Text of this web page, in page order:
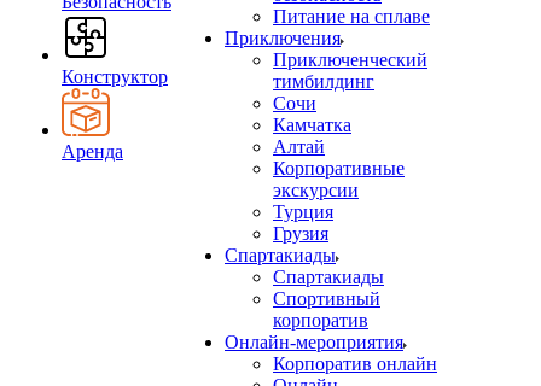
Конструктор
Аренда
Питание на сплаве
Приключения
Приключенческий
тимбилдинг
Сочи
Камчатка
Алтай
Корпоративные
экскурсии
Турция
Грузия
Спартакиады
Спартакиады
Спортивный
корпоратив
Онлайн-мероприятия
Корпоратив онлайн